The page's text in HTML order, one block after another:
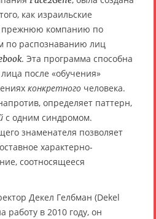
как израильские
прежнюю компанию по
по распознаванию лиц
. Эта программа способна
после «обучения»
конкретного человека.
определяет паттерн,
с одним синдромом.
знаменателя позволяет
характерно-
соотносящееся
Декел Гелбман (Dekel
работу в 2010 году, он